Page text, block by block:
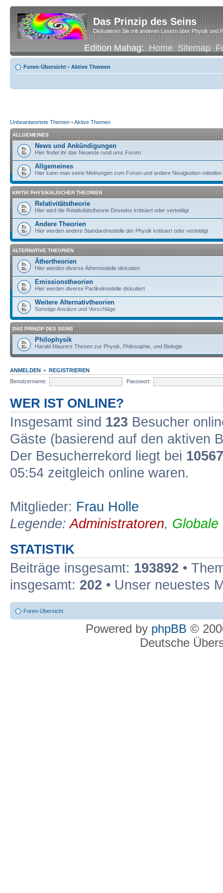
Das Prinzip des Seins
Diskutieren Sie mit anderen Lesern über Physik und
Edition Mahag:Home Sitemap
Foren-Übersicht • Aktive Themen
Unbeantwortete Themen •Aktive Themen
ALLGEMEINES
News und Ankündigungen
Hier findet ihr das Neueste rund ums Forum
Allgemeines
Hier kann man seine Meinungen zum Forum und andere Neuigkeiten mitteilen
KRITIK PHYSIKALISCHER THEORIEN
Relativitätstheorie
Hier wird die Relativitätstheorie Einsteins kritisiert oder verteidigt
Andere Theorien
Hier werden andere Standardmodelle der Physik kritisiert oder verteidigt
ALTERNATIVE THEORIEN
Äthertheorien
Hier werden diverse Äthermodelle diskutiert
Emissionstheorien
Hier werden diverse Partikelmodelle diskutiert
Weitere Alternativtheorien
Sonstige Ansätze und Vorschläge
DAS PRINZIP DES SEINS
Philophysik
Harald Maurers Thesen zur Physik, Philosophie, und Biologie
ANMELDEN • REGISTRIEREN
Benutzername:
Passwort:
WER IST ONLINE?
Insgesamt sind 123 Besucher
Gäste (basierend auf den aktiven
Der Besucherrekord liegt bei 10567
05:54 zeitgleich online waren.
Mitglieder: Frau Holle
Legende:Administratoren, Globale
STATISTIK
Beiträge insgesamt: 193892 •
insgesamt: 202 • Unser neuestes
Foren-Übersicht
Powered by phpBB ©
Deutsche